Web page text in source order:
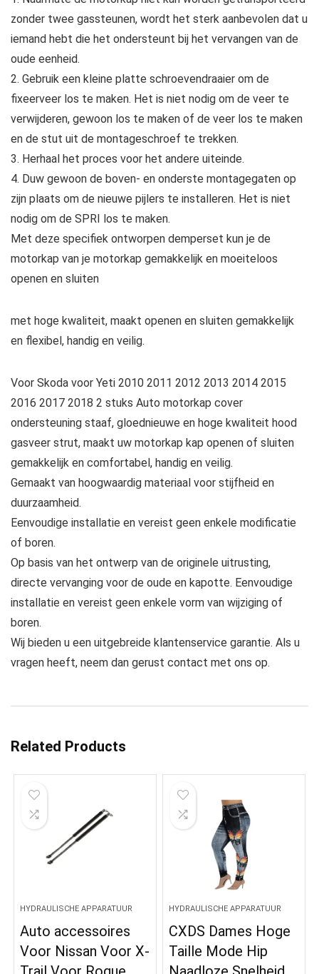
zonder twee gassteunen, wordt het sterk aanbevolen dat u
iemand hebt die het ondersteunt bij het vervangen van de
oude eenheid.
2. Gebruik een kleine platte schroevendraaier om de
fixeerveer los te maken. Het is niet nodig om de veer te
verwijderen, gewoon los te maken of de veer los te maken
en de stut uit de montageschroef te trekken.
3. Herhaal het proces voor het andere uiteinde.
4. Duw gewoon de boven- en onderste montagegaten op
zijn plaats om de nieuwe pijlers te installeren. Het is niet
nodig om de SPRI los te maken.
Met deze specifiek ontworpen demperset kun je de
motorkap van je motorkap gemakkelijk en moeiteloos
openen en sluiten
met hoge kwaliteit, maakt openen en sluiten gemakkelijk
en flexibel, handig en veilig.
Voor Skoda voor Yeti 2010 2011 2012 2013 2014 2015
2016 2017 2018 2 stuks Auto motorkap cover
ondersteuning staaf, gloednieuwe en hoge kwaliteit hood
gasveer strut, maakt uw motorkap kap openen of sluiten
gemakkelijk en comfortabel, handig en veilig.
Gemaakt van hoogwaardig materiaal voor stijfheid en
duurzaamheid.
Eenvoudige installatie en vereist geen enkele modificatie
of boren.
Op basis van het ontwerp van de originele uitrusting,
directe vervanging voor de oude en kapotte. Eenvoudige
installatie en vereist geen enkele vorm van wijziging of
boren.
Wij bieden u een uitgebreide klantenservice garantie. Als u
vragen heeft, neem dan gerust contact met ons op.
Related Products
HYDRAULISCHE APPARATUUR
Auto accessoires
Voor Nissan Voor X-
HYDRAULISCHE APPARATUUR
CXDS Dames Hoge
Taille Mode Hip